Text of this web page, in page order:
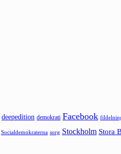
deepedition demokrati Facebook
Socialdemokraterna sorg Stockholm Stora